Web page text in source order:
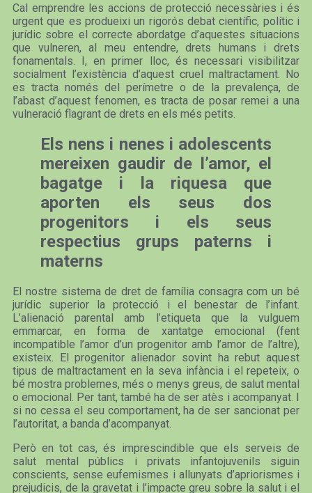
Cal emprendre les accions de protecció necessàries i és
urgent que es produeixi un rigorós debat científic, polític i
jurídic sobre el correcte abordatge d’aquestes situacions
que vulneren, al meu entendre, drets humans i drets
fonamentals. I, en primer lloc, és necessari visibilitzar
socialment l’existència d’aquest cruel maltractament. No
es tracta només del perímetre o de la prevalença, de
l’abast d’aquest fenomen, es tracta de posar remei a una
vulneració flagrant de drets en els més petits.
Els nens i nenes i adolescents
mereixen gaudir de l’amor, el
bagatge i la riquesa que
aporten els seus dos
progenitors i els seus
respectius grups paterns i
materns
El nostre sistema de dret de família consagra com un bé
jurídic superior la protecció i el benestar de l’infant.
L’alienació parental amb l’etiqueta que la vulguem
emmarcar, en forma de xantatge emocional (fent
incompatible l’amor d’un progenitor amb l’amor de l’altre),
existeix. El progenitor alienador sovint ha rebut aquest
tipus de maltractament en la seva infància i el repeteix, o
bé mostra problemes, més o menys greus, de salut mental
o emocional. Per tant, també ha de ser atès i acompanyat. I
si no cessa el seu comportament, ha de ser sancionat per
l’autoritat, a banda d’acompanyat.
Però en tot cas, és imprescindible que els serveis de
salut mental públics i privats infantojuvenils siguin
conscients, sense eufemismes i allunyats d’apriorismes i
prejudicis, de la gravetat i l’impacte greu sobre la salut i el